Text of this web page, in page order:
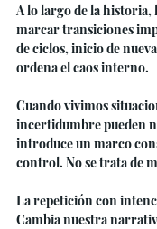
A lo largo de la
marcar transiciones
de ciclos, inicio de
ordena el caos interno.
Cuando vivimos
incertidumbre pueden
introduce un marco
control. No se trata de
La repetición con
Cambia nuestra